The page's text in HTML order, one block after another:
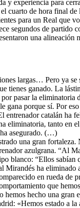
y experiencia para
cuarto de hora final
para un Real que
segundos de
una alineación
largas… Pero ya se
tienes ganado. La
pasar la
porque sí. Por
catalán ha
eliminatoria, tanto en
ha asegurado. (…)
una gran
azulgrana. “Al
blanco: “Ellos
Mirandés ha
en rueda de
que
hecho una
«Hemos estado a